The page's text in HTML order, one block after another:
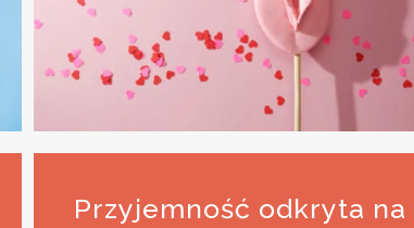
Przyjemność odkryta na